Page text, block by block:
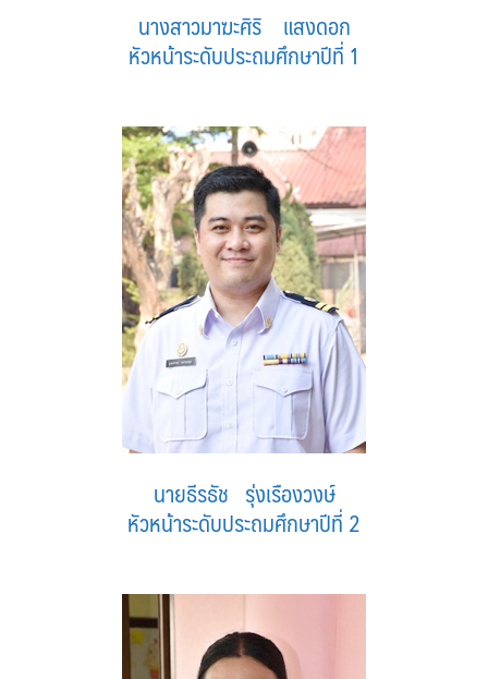
นางสาวมาฆะศิริ แสงดอก
หัวหน้าระดับประถมศึกษาปีที่ 1
นายธีรธัช รุ่งเรืองวงษ์
หัวหน้าระดับประถมศึกษาปีที่ 2